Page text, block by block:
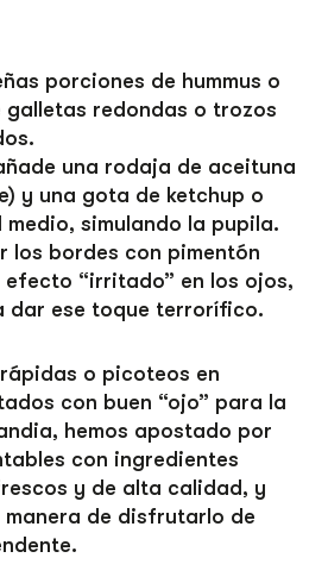
porciones de hummus o
galletas redondas o trozos
una rodaja de aceituna
y una gota de ketchup o
medio, simulando la pupila.
los bordes con pimentón
efecto “irritado” en los ojos,
dar ese toque terrorífico.
o picoteos en
con buen “ojo” para la
hemos apostado por
con ingredientes
y de alta calidad, y
manera de disfrutarlo de